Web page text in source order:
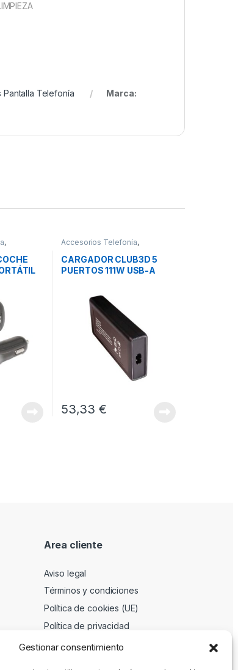
Gestionar consentimiento
Pantalla Telefonía
Marca:
,
Accesorios Telefonía,
Movilidad
CARGADOR CLUB3D 5
PUERTOS 111W USB-A
53,33 €
Area cliente
Aviso legal
Términos y condiciones
Política de cookies (UE)
Política de privacidad